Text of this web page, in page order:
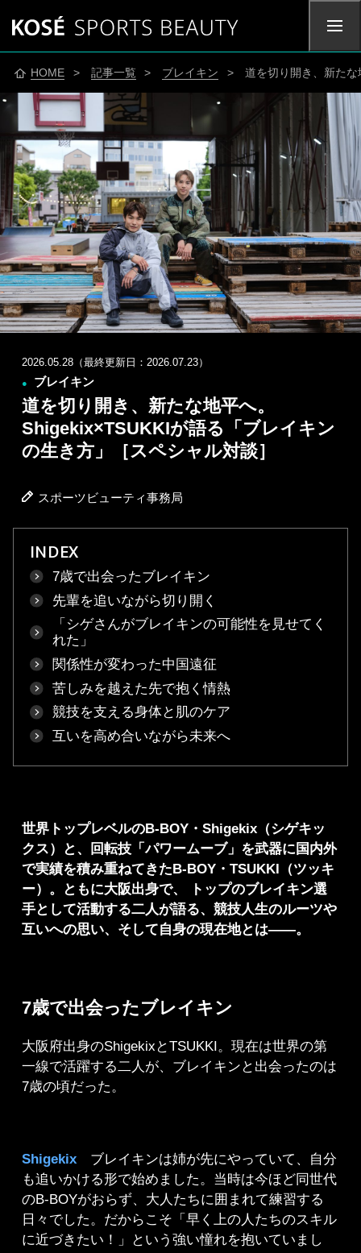
HOME > 記事一覧 > ブレイキン > 道を切り開き、新たな
2026.05.28（最終更新日：2026.07.23）
● ブレイキン
道を切り開き、新たな地平へ。
Shigekix×TSUKKIが語る「ブレイキン
の生き方」［スペシャル対談］
スポーツビューティ事務局
INDEX
7歳で出会ったブレイキン
先輩を追いながら切り開く
「シゲさんがブレイキンの可能性を見せてく
れた」
関係性が変わった中国遠征
苦しみを越えた先で抱く情熱
競技を支える身体と肌のケア
互いを高め合いながら未来へ
世界トップレベルのB-BOY・Shigekix（シゲキッ
クス）と、回転技「パワームーブ」を武器に国内外
で実績を積み重ねてきたB-BOY・TSUKKI（ツッキ
ー）。ともに大阪出身で、 トップのブレイキン選
手として活動する二人が語る、競技人生のルーツや
互いへの思い、そして自身の現在地とは――。
7歳で出会ったブレイキン
大阪府出身のShigekixとTSUKKI。現在は世界の第
一線で活躍する二人が、ブレイキンと出会ったのは
7歳の頃だった。
Shigekix ブレイキンは姉が先にやっていて、自分
も追いかける形で始めました。当時は今ほど同世代
のB-BOYがおらず、大人たちに囲まれて練習する
日々でした。だからこそ「早く上の人たちのスキル
に近づきたい！」という強い憧れを抱いていまし